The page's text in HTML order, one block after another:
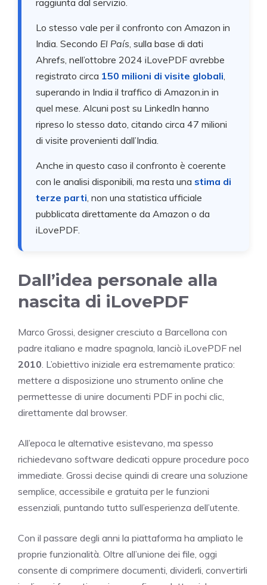
raggiunta dal servizio.
Lo stesso vale per il confronto con Amazon in
India. Secondo El País, sulla base di dati
Ahrefs, nell’ottobre 2024 iLovePDF avrebbe
registrato circa 150 milioni di visite globali,
superando in India il traffico di Amazon.in in
quel mese. Alcuni post su LinkedIn hanno
ripreso lo stesso dato, citando circa 47 milioni
di visite provenienti dall’India.
Anche in questo caso il confronto è coerente
con le analisi disponibili, ma resta una stima di
terze parti, non una statistica ufficiale
pubblicata direttamente da Amazon o da
iLovePDF.
Dall’idea personale alla
nascita di iLovePDF
Marco Grossi, designer cresciuto a Barcellona con
padre italiano e madre spagnola, lanciò iLovePDF nel
2010. L’obiettivo iniziale era estremamente pratico:
mettere a disposizione uno strumento online che
permettesse di unire documenti PDF in pochi clic,
direttamente dal browser.
All’epoca le alternative esistevano, ma spesso
richiedevano software dedicati oppure procedure poco
immediate. Grossi decise quindi di creare una soluzione
semplice, accessibile e gratuita per le funzioni
essenziali, puntando tutto sull’esperienza dell’utente.
Con il passare degli anni la piattaforma ha ampliato le
proprie funzionalità. Oltre all’unione dei file, oggi
consente di comprimere documenti, dividerli, convertirli